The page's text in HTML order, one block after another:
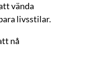
vända
livsstilar.
nå